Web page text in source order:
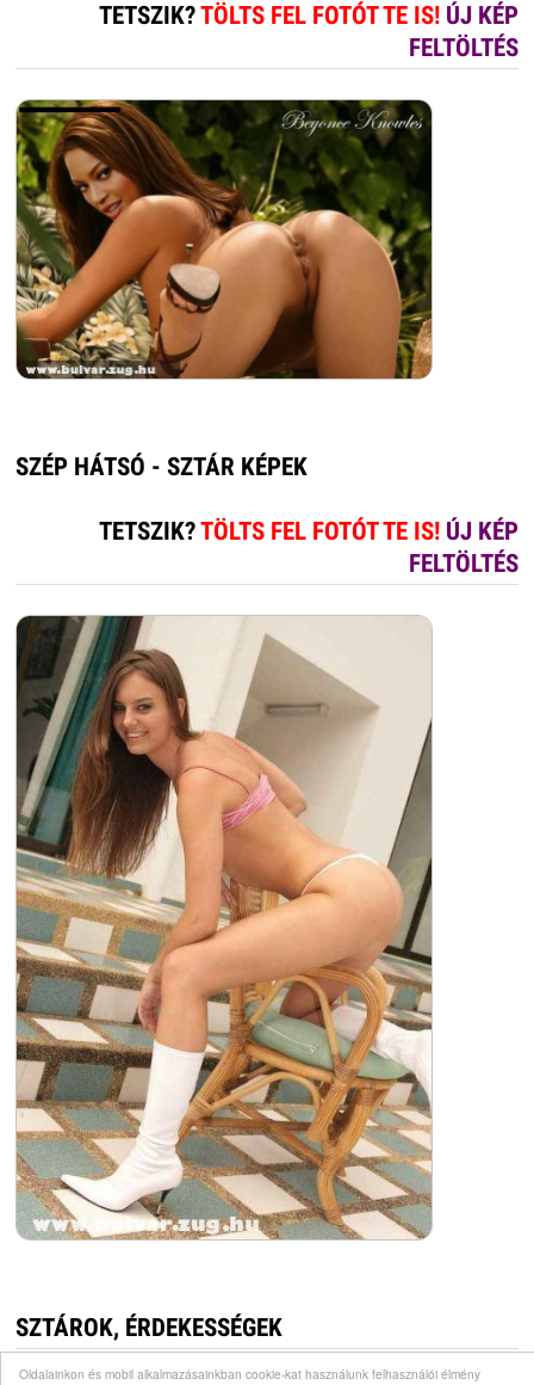
Oldalainkon és mobil alkalmazásainkban cookie-kat használunk felhasználói élmény
TETSZIK?TÖLTS FEL FOTÓT TE IS! ÚJ KÉP
FELTÖLTÉS
SZÉP HÁTSÓ - SZTÁR KÉPEK
TETSZIK?TÖLTS FEL FOTÓT TE IS! ÚJ KÉP
FELTÖLTÉS
SZTÁROK, ÉRDEKESSÉGEK